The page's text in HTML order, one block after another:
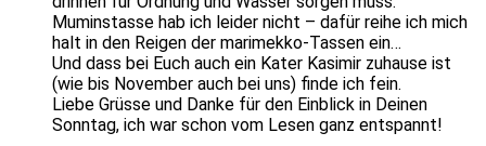
Muminstasse hab ich leider nicht – dafür reihe ich mich
halt in den Reigen der marimekko-Tassen ein…
Und dass bei Euch auch ein Kater Kasimir zuhause ist
(wie bis November auch bei uns) finde ich fein.
Liebe Grüsse und Danke für den Einblick in Deinen
Sonntag, ich war schon vom Lesen ganz entspannt!